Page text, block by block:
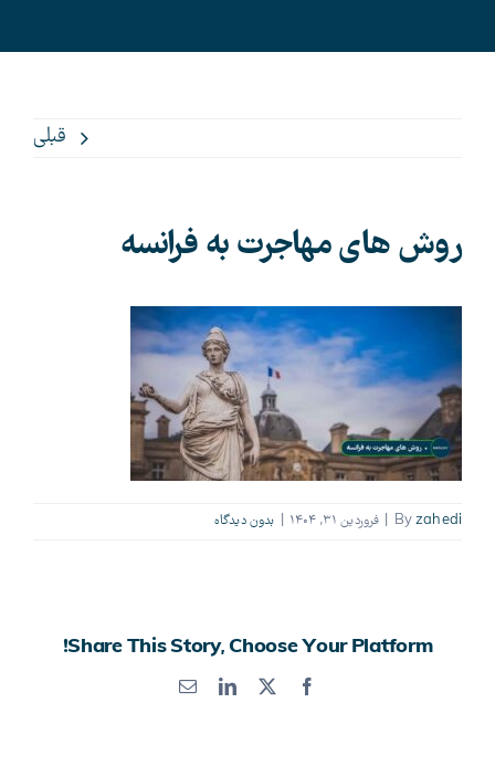
قبلی
روش های مهاجرت به فرانسه
Byzahedi فروردین ۳۱, ۱۴۰۴ بدون ديدگاه
Share This Story, Choose Your Platform!
Facebook
X
LinkedInپست